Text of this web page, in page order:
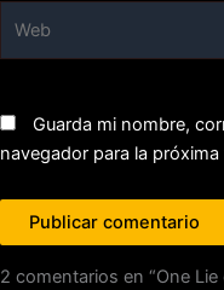
Guarda mi nombre,
navegador para la
2 comentarios en “One